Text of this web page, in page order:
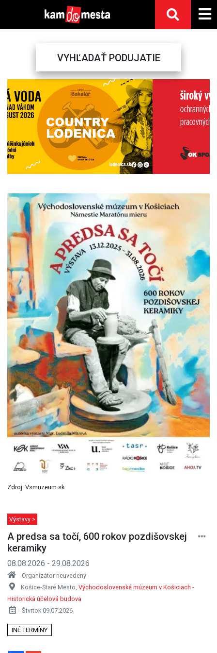
VYHĽADAŤ PODUJATIE
Previous
Zdroj: Vsmuzeum.sk
Výstavy >
A predsa sa točí, 600 rokov pozdišovskej
keramiky
08.08.2026 - 29.08.2026
Organizátor neuvedený
Košice-Staré Mesto, Východoslovenské múzeum v Košiciach -
Historická účelová budova
Štvrtok 09.07.2026
INÉ TERMÍNY